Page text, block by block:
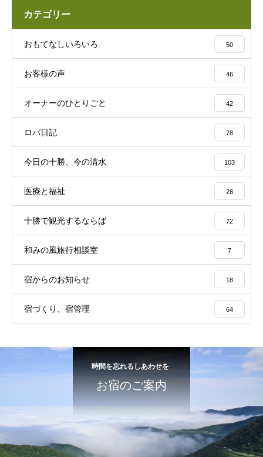
カテゴリー
おもてなしいろいろ 50
お客様の声 46
オーナーのひとりごと 42
ロバ日記 78
今日の十勝、今の清水 103
医療と福祉 28
十勝で観光するならば 72
和みの風旅行相談室 7
宿からのお知らせ 18
宿づくり、宿管理 64
時間を忘れるしあわせを
お宿のご案内